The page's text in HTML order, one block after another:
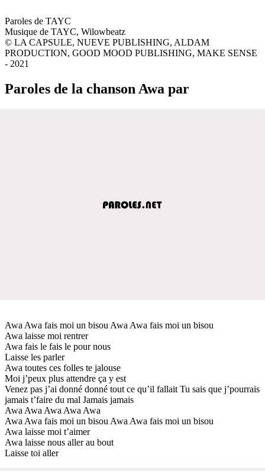
Paroles de TAYC
Musique de TAYC, Wilowbeatz
© LA CAPSULE, NUEVE PUBLISHING, ALDAM
PRODUCTION, GOOD MOOD PUBLISHING, MAKE SENSE
- 2021
Paroles de la chanson Awa par
Awa Awa fais moi un bisou Awa Awa fais moi un bisou
Awa laisse moi rentrer
Awa fais le fais le pour nous
Laisse les parler
Awa toutes ces folles te jalouse
Moi j’peux plus attendre ça y est
Venez pas j’ai donné donné tout ce qu’il fallait Tu sais que j’pourrais
jamais t’faire du mal Jamais jamais
Awa Awa Awa Awa Awa
Awa Awa fais moi un bisou Awa Awa fais moi un bisou
Awa laisse moi t’aimer
Awa laisse nous aller au bout
Laisse toi aller